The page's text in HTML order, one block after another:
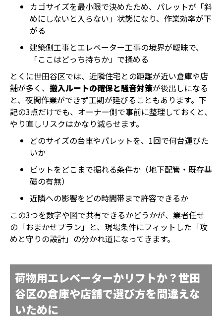
カゴサイズを最小限で決めたため、パレットが「斜
めにしないと入らない」状態になり、作業効率が下
がる
建築側工事とエレベーター工事の境界が曖昧で、
「ここはどっち持ちか」で揉める
とくに世田谷区では、近隣住宅との距離が近い倉庫や店
舗が多く、 搬入ルートの確保と騒音対策が後出しになる
と、夜間作業ができず工期が延びることもあります。下
記の3点だけでも、オーナー側で事前に整理しておくと、
やり直しリスクはかなり減らせます。
どのサイズの台車やパレットを、1回で何台運びた
いか
ピットをどこまで掘れる条件か（地下配管・既存基
礎の有無）
近隣への影響をどの時間帯まで許容できるか
この3つを数字や図で共有できるかどうかが、業者任せ
の「おまかせプラン」と、現場条件にフィットした「攻
めと守りの設計」の分かれ道になってきます。
荷物用エレベーターかリフトか？世田
谷区の倉庫や店舗で選び方を間違えな
いために